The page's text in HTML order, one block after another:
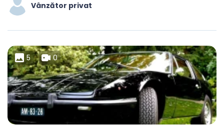
Vânzător privat
5 0